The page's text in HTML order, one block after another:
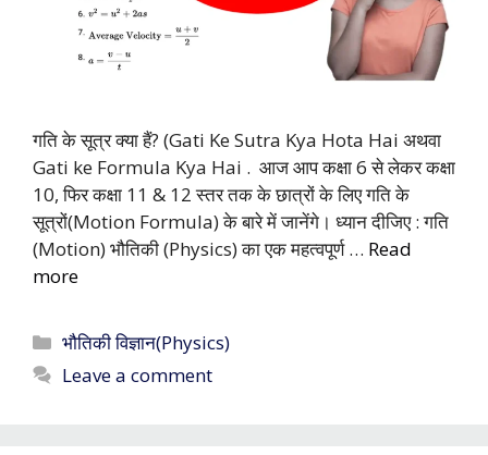
गति के सूत्र क्या हैं? (Gati Ke Sutra Kya Hota Hai अथवा
Gati ke Formula Kya Hai . आज आप कक्षा 6 से लेकर कक्षा
10, फिर कक्षा 11 & 12 स्तर तक के छात्रों के लिए गति के
सूत्रों(Motion Formula) के बारे में जानेंगे। ध्यान दीजिए : गति
(Motion) भौतिकी (Physics) का एक महत्वपूर्ण … Read
more
Categories
भौतिकी विज्ञान(Physics)
Leave a comment